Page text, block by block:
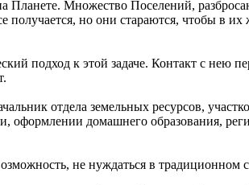
Множество Поселений,
но они стараются, чтобы в
подход к этой задаче. Контакт с нею
отдела земельных ресурсов,
оформлении домашнего образования,
не нуждаться в традиционном